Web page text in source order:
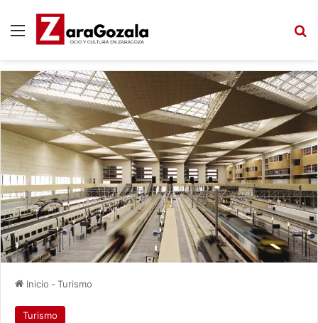
Menú
Inicio - Turismo
Turismo